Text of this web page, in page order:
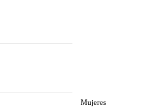
Mujeres